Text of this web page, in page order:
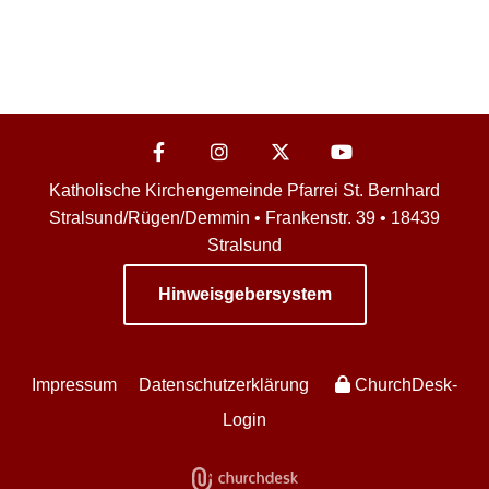
Katholische Kirchengemeinde Pfarrei St. Bernhard
Stralsund/Rügen/Demmin • Frankenstr. 39 • 18439
Stralsund
Hinweisgebersystem
Impressum Datenschutzerklärung
ChurchDesk-
Login